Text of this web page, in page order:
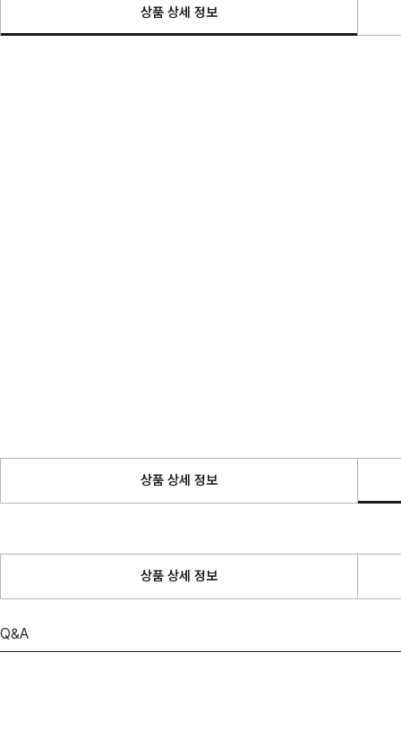
상품 상세 정보
상품 상세 정보
상품 상세 정보
Q&A